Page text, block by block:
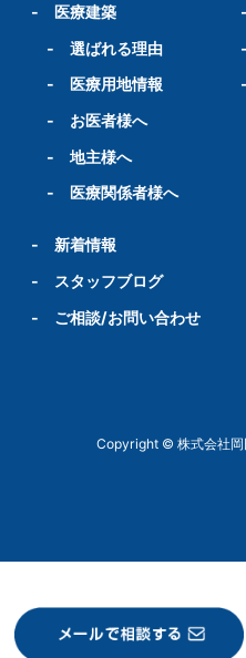
- 医療建築
- 選ばれる理由
- 医療用地情報
- お医者様へ
- 地主様へ
- 医療関係者様へ
- 新着情報
-
スタッフブログ
- ご相談/お問い合わせ
Copyright © 株式会社